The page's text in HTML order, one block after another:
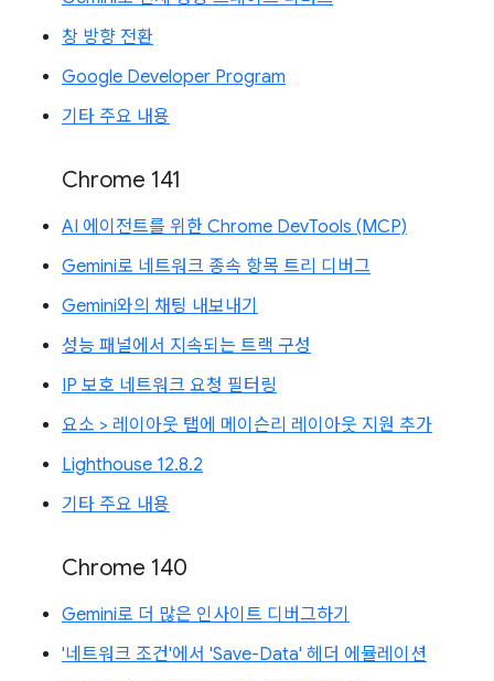
창 방향 전환
Google Developer Program
기타 주요 내용
Chrome 141
AI 에이전트를 위한 Chrome DevTools (MCP)
Gemini로 네트워크 종속 항목 트리 디버그
Gemini와의 채팅 내보내기
성능 패널에서 지속되는 트랙 구성
IP 보호 네트워크 요청 필터링
요소 > 레이아웃 탭에 메이슨리 레이아웃 지원 추가
Lighthouse 12.8.2
기타 주요 내용
Chrome 140
Gemini로 더 많은 인사이트 디버그하기
'네트워크 조건'에서 'Save-Data' 헤더 에뮬레이션